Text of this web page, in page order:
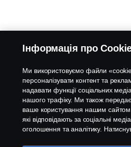
Інформація про
Ми використовуємо файли
персоналізувати контент та
надавати функції соціальних
нашого трафіку. Ми також
ваше користування нашим
які відповідають за соціальні
оголошення та аналітику.